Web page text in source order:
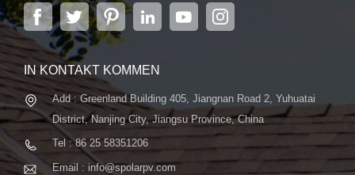
mit Sitz in der Hauptstadt der Provinz Jiangsu,
Nanjing, erstreckt sich über 6.000 m² und verfügt über
fortschrittliche automatische ...
IN KONTAKT KOMMEN
Add : Greenland Building 405, Jiangnan Road 2, Yuhuatai
District, Nanjing City, Jiangsu Province, China
Tel : 86 25 58351206
Email : info@spolarpv.com